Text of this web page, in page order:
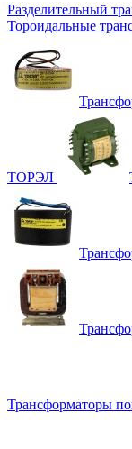
Разделительный
Тороидальные
ТОРЭЛ
Трансформаторы